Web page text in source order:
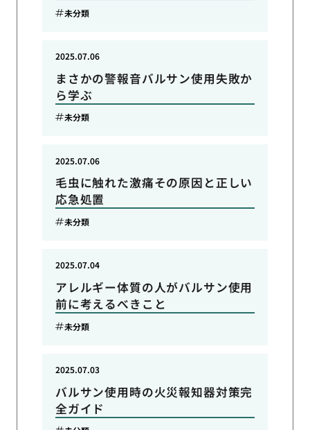
未分類
まさかの警報音バルサン使用失敗か
ら学ぶ
2025.07.06
未分類
毛虫に触れた激痛その原因と正しい
応急処置
2025.07.06
未分類
アレルギー体質の人がバルサン使用
前に考えるべきこと
2025.07.04
未分類
バルサン使用時の火災報知器対策完
全ガイド
2025.07.03